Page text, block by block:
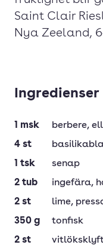
Saint Clair
Nya Zeeland,
Ingredienser
1 msk berbere,
4 st
1 tsk
senap
2 tub ingefära,
2 st lime,
350 g
tonfisk
2 st